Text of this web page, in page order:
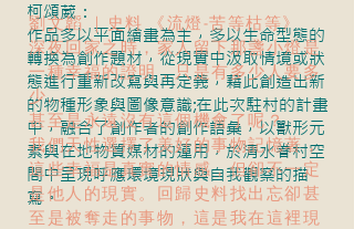
柯頌葳：
作品多以平面繪畫為主，多以生命型態的
轉換為創作題材，從現實中汲取情境或狀
態進行重新改寫與再定義，藉此創造出新
的物種形象與圖像意識;在此次駐村的計畫
中，融合了創作者的創作語彙，以獸形元
素與在地物質媒材的運用，於清水眷村空
間中呈現呼應環境現狀與自我觀察的描
寫。
劉文韜 ｜史料 《流燈-苦等枯等》
深夜回家之時，家人留下那盞小燈是
一種幸福的證明，只是有多少人要多
少...
甚至是永遠沒有這個機會了呢？
我們天性選擇了美好的事物記憶著，
這些幸福是真實的情感，但卻不一定
是他人的現實。回歸史料找出忘卻甚
至是被奪走的事物，這是我在這裡現